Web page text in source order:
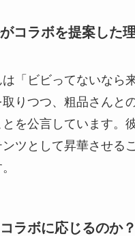
コラボを提案した
は「ビビってないなら
りつつ、粗品さんと
とを公言しています。
ツとして昇華させる
ラボに応じるのか？